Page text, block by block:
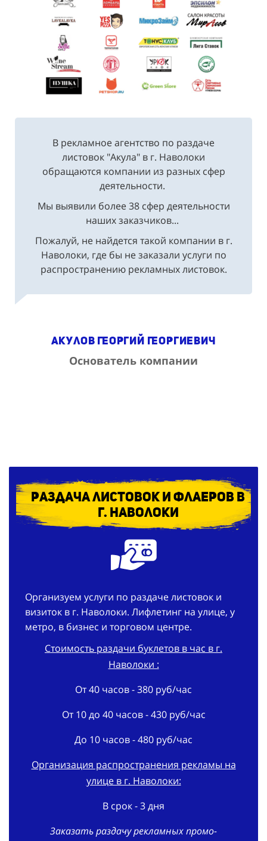
В рекламное агентство по раздаче
листовок "Акула" в г. Наволоки
обращаются компании из разных сфер
деятельности.
Мы выявили более 38 сфер деятельности
наших заказчиков...
Пожалуй, не найдется такой компании в г.
Наволоки, где бы не заказали услуги по
распространению рекламных листовок.
Акулов Георгий Георгиевич
Основатель компании
Раздача листовок и флаеров в
г. Наволоки
Организуем услуги по раздаче листовок и
визиток в г. Наволоки. Лифлетинг на улице, у
метро, в бизнес и торговом центре.
Стоимость раздачи буклетов в час в г.
Наволоки :
От 40 часов - 380 руб/час
От 10 до 40 часов - 430 руб/час
До 10 часов - 480 руб/час
Организация распространения рекламы на
улице в г. Наволоки:
В срок - 3 дня
Заказать раздачу рекламных промо-